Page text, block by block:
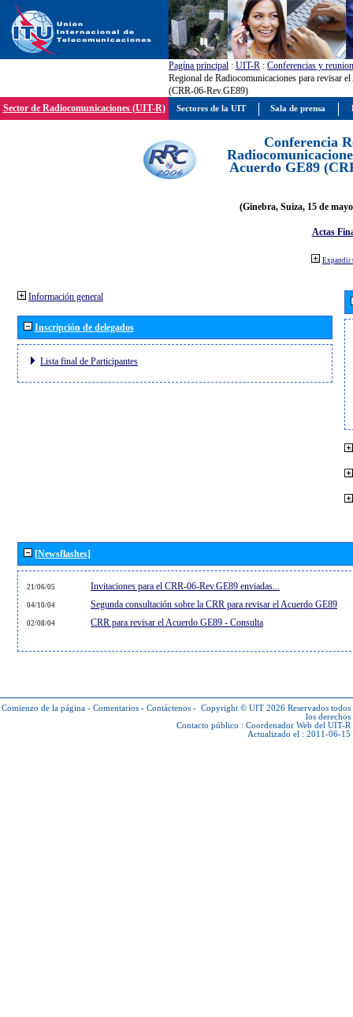
Pagína principal : UIT-R : Conferencias y
Regional de Radiocomunicaciones para revisar
(CRR-06-Rev.GE89)
Sector de Radiocomunicaciones (UIT-R)
Conferencia
Acuerdo GE89
(Ginebra, Suiza, 15 de
Actas
Expandir
Información general
Inscripción de delegados
Lista final de Participantes
[Newsflashes]
21/06/05 Invitaciones para el CRR-06-Rev.GE89 enviadas...
04/10/04 Segunda consultación sobre la CRR para revisar el Acuerdo GE89
02/08/04 CRR para revisar el Acuerdo GE89 - Consulta
Comienzo de la página - Comentarios - Contáctenos - Copyright © UIT 2026 Reservados todos
los derechos
Contacto público : Coordenador Web del UIT-R
Actualizado el : 2011-06-15
Sectores de la UIT Sala de prensa